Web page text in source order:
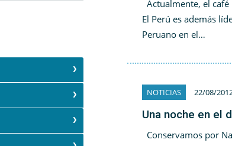
Actualmente, el
El Perú es además
Peruano en el…
NOTICIAS 22/08/
Una noche en el
Conservamos por